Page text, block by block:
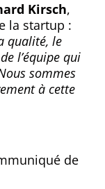
Kirsch,
la startup :
qualité, le
l’équipe qui
sommes
à cette
de